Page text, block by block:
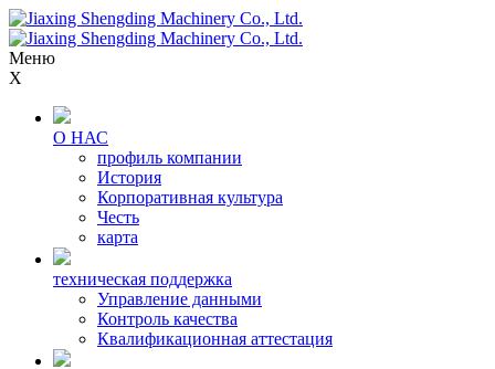
Меню
X
О НАС
профиль компании
История
Корпоративная культура
Честь
карта
техническая поддержка
Управление данными
Контроль качества
Квалификационная аттестация